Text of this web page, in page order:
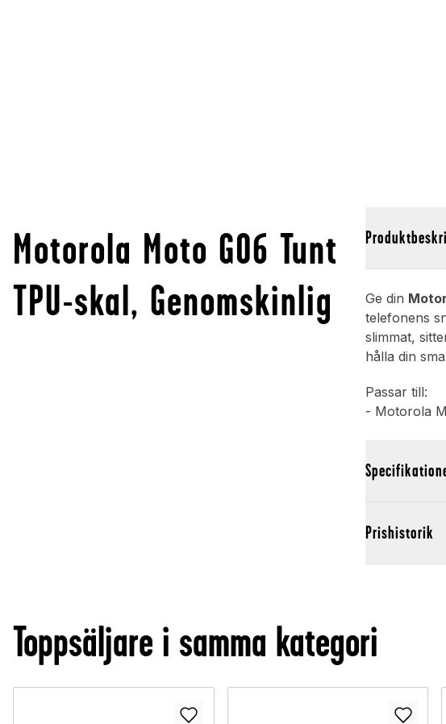
Motorola Moto G06 Tunt
TPU-skal, Genomskinlig
Ge din
telefonens
slimmat,
hålla din
Passar till:
- Motorola
Prishistorik
Toppsäljare i samma kategori